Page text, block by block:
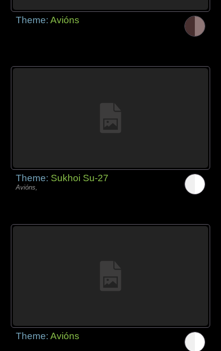
Theme:Avións
Theme: Sukhoi Su-27
Avións,
Theme:Avións